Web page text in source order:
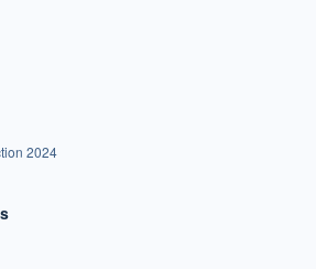
2024